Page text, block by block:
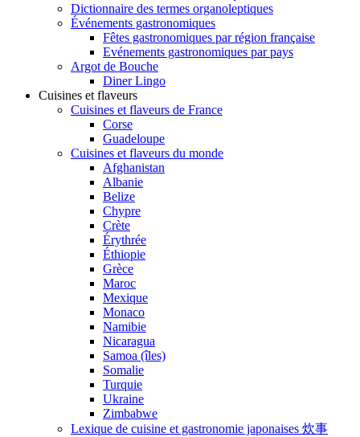
Dictionnaire des termes organoleptiques
Événements gastronomiques
Fêtes gastronomiques par région française
Evénements gastronomiques par pays
Argot de Bouche
Diner Lingo
Cuisines et flaveurs
Cuisines et flaveurs de France
Corse
Guadeloupe
Cuisines et flaveurs du monde
Afghanistan
Albanie
Belize
Chypre
Crète
Érythrée
Éthiopie
Grèce
Maroc
Mexique
Monaco
Namibie
Nicaragua
Samoa (îles)
Somalie
Turquie
Ukraine
Zimbabwe
Lexique de cuisine et gastronomie japonaises 炊事